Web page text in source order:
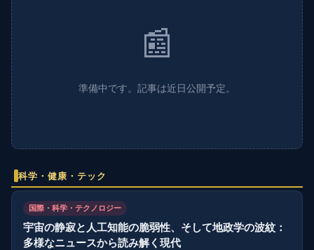
📰
準備中です。記事は近日公開予定。
科学・健康・テック
国際・科学・テクノロジー
宇宙の静寂と人工知能の脆弱性、そして地政学の波紋：
多様なニュースから読み解く現代